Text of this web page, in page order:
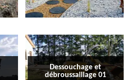
Dessouchage et
débroussaillage 01